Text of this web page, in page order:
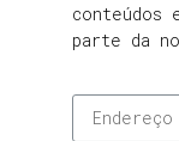
parte da